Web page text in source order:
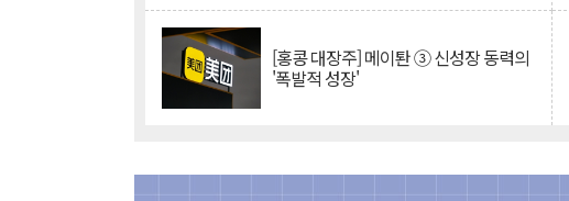
[홍콩 대장주] 메이퇀 ③ 신성장 동력의
'폭발적 성장'